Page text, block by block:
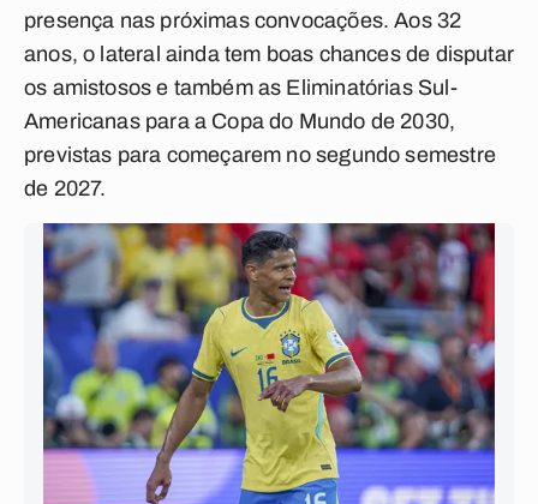
presença nas próximas convocações. Aos 32
anos, o lateral ainda tem boas chances de disputar
os amistosos e também as Eliminatórias Sul-
Americanas para a Copa do Mundo de 2030,
previstas para começarem no segundo semestre
de 2027.